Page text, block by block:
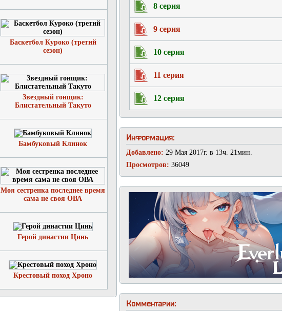
Баскетбол Куроко (третий
сезон)
Звездный гонщик:
Блистательный Такуто
Бамбуковый Клинок
Моя сестренка последнее время
сама не своя ОВА
Герой династии Цинь
Крестовый поход Хроно
8 серия
9 серия
10 серия
11 серия
12 серия
Информация:
Добавлено: 29 Мая 2017г. в 13ч. 21мин.
Просмотров: 36049
Комментарии: